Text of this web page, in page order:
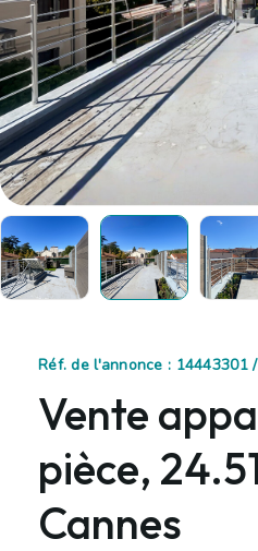
Réf. de l'annonce : 14443301
Vente
pièce,
Cannes